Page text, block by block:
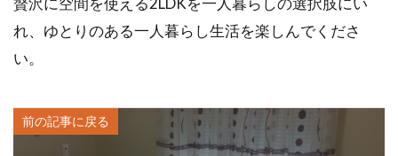
れ、ゆとりのある一人暮らし生活を楽しんでくださ
い。
前の記事に戻る